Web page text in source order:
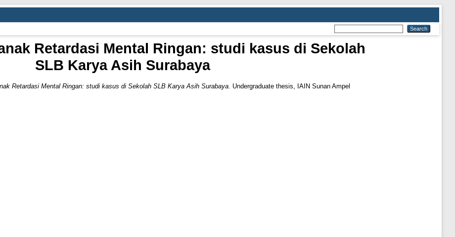
Retardasi Mental Ringan: studi kasus di Sekolah
SLB Karya Asih Surabaya
Retardasi Mental Ringan: studi kasus di Sekolah SLB Karya Asih Surabaya. Undergraduate thesis, IAIN Sunan Ampel